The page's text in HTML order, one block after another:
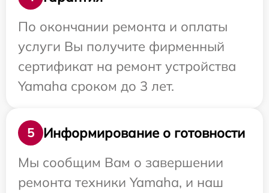
По окончании ремонта и оплаты
услуги Вы получите фирменный
сертификат на ремонт устройства
Yamaha сроком до 3 лет.
5
Информирование о готовности
Мы сообщим Вам о завершении
ремонта техники Yamaha, и наш